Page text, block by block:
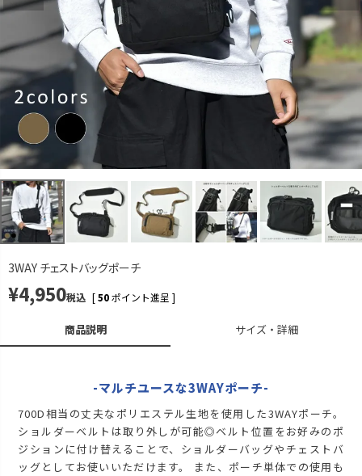
3WAY チェストバッグポーチ
¥4,950税込 [50ポイント進呈 ]
カラー
サイズ
ブラック
FREE
在庫切れ
再入荷お知らせ
ウルフブラウン
FREE
残りわずか
カートに入れる
商品説明 サイズ・詳細
-マルチユースな3WAYポーチ-
700D相当の丈夫なポリエステル生地を使用した3WAYポーチ。
ショルダーベルトは取り外しが可能◎ベルト位置をお好みのポ
ジションに付け替えることで、ショルダーバッグやチェストバ
ッグとしてお使いいただけます。 また、ポーチ単体での使用も